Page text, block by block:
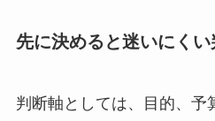
先に決めると迷いにく
判断軸としては、目的、予